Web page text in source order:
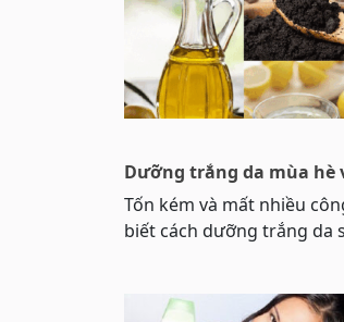
Dưỡng trắng da mùa hè
Tốn kém và mất nhiều
biết cách dưỡng trắng da